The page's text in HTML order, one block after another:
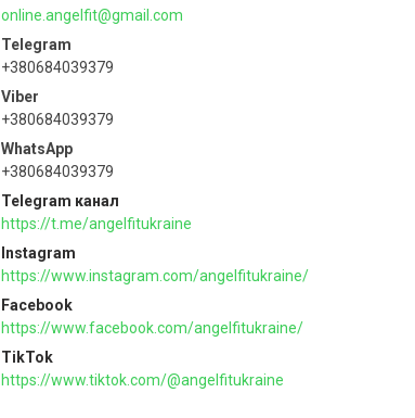
online.angelfit@gmail.com
+380684039379
+380684039379
+380684039379
Telegram канал
https://t.me/angelfitukraine
Instagram
https://www.instagram.com/angelfitukraine/
Facebook
https://www.facebook.com/angelfitukraine/
TikTok
https://www.tiktok.com/@angelfitukraine